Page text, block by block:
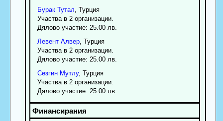
Бурак Тутал , Турция
Участва в 2 организации.
Дялово участие: 25.00 лв.
Левент Алвер, Турция
Участва в 2 организации.
Дялово участие: 25.00 лв.
Сезгин Мутлу, Турция
Участва в 2 организации.
Дялово участие: 25.00 лв.